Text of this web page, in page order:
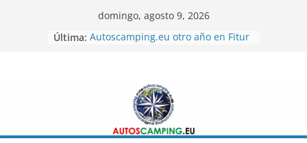
domingo, agosto 9, 2026
Última: 2026
Feria del Caravaning Xanadu 2026
SICUR 2026 IFEMA